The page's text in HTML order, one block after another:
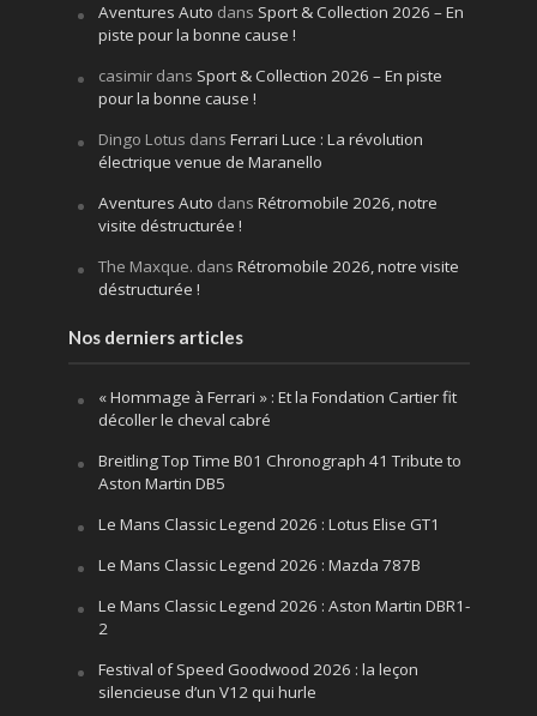
Aventures Auto dans Sport & Collection 2026 – En
piste pour la bonne cause !
casimirdans Sport & Collection 2026 – En piste
pour la bonne cause !
Dingo Lotus dans Ferrari Luce : La révolution
électrique venue de Maranello
Aventures Auto dans Rétromobile 2026, notre
visite déstructurée !
The Maxque. dans Rétromobile 2026, notre visite
déstructurée !
Nos derniers articles
« Hommage à Ferrari » : Et la Fondation Cartier fit
décoller le cheval cabré
Breitling Top Time B01 Chronograph 41 Tribute to
Aston Martin DB5
Le Mans Classic Legend 2026 : Lotus Elise GT1
Le Mans Classic Legend 2026 : Mazda 787B
Le Mans Classic Legend 2026 : Aston Martin DBR1-
2
Festival of Speed Goodwood 2026 : la leçon
silencieuse d’un V12 qui hurle